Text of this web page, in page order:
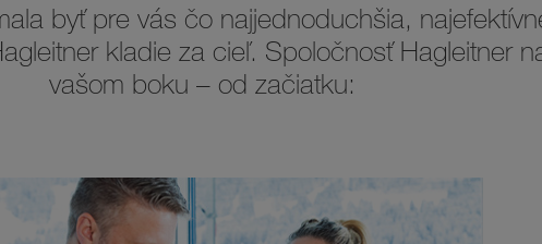
byť pre vás čo najjednoduchšia,
kladie za cieľ. Spoločnosť Hagleitner
vašom boku – od začiatku: